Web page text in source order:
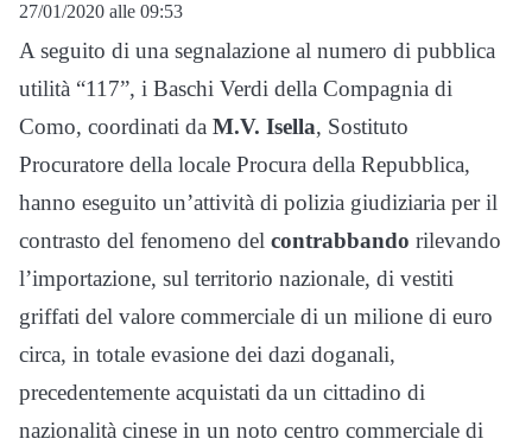
27/01/2020 alle 09:53
A seguito di una segnalazione al numero di pubblica
utilità “117”, i Baschi Verdi della Compagnia di
Como, coordinati da M.V. Isella, Sostituto
Procuratore della locale Procura della Repubblica,
hanno eseguito un’attività di polizia giudiziaria per il
contrasto del fenomeno del contrabbando rilevando
l’importazione, sul territorio nazionale, di vestiti
griffati del valore commerciale di un milione di euro
circa, in totale evasione dei dazi doganali,
precedentemente acquistati da un cittadino di
nazionalità cinese in un noto centro commerciale di